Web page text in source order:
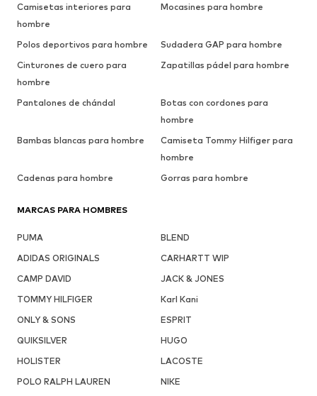
Camisetas interiores para
hombre
Mocasines para hombre
Polos deportivos para hombre
Sudadera GAP para hombre
Cinturones de cuero para
hombre
Zapatillas pádel para hombre
Pantalones de chándal
Botas con cordones para
hombre
Bambas blancas para hombre
Camiseta Tommy Hilfiger para
hombre
Cadenas para hombre
Gorras para hombre
MARCAS PARA HOMBRES
PUMA
BLEND
ADIDAS ORIGINALS
CARHARTT WIP
CAMP DAVID
JACK & JONES
TOMMY HILFIGER
Karl Kani
ONLY & SONS
ESPRIT
QUIKSILVER
HUGO
HOLISTER
LACOSTE
POLO RALPH LAUREN
NIKE